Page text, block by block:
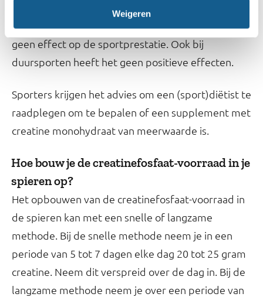
Weigeren
gemeten bij inspanningen tot 150 seconden. Bij
ongeveer 30% van de mensen heeft extra creatine
geen effect op de sportprestatie. Ook bij
duursporten heeft het geen positieve effecten.
Sporters krijgen het advies om een (sport)diëtist te
raadplegen om te bepalen of een supplement met
creatine monohydraat van meerwaarde is.
Hoe bouw je de creatinefosfaat-voorraad in je
spieren op?
Het opbouwen van de creatinefosfaat-voorraad in
de spieren kan met een snelle of langzame
methode. Bij de snelle methode neem je in een
periode van 5 tot 7 dagen elke dag 20 tot 25 gram
creatine. Neem dit verspreid over de dag in. Bij de
langzame methode neem je over een periode van